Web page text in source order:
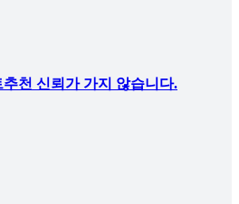
천 신뢰가 가지 않습니다.